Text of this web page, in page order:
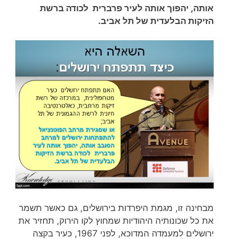
אותה, יהפוך אותה לעיר פרברית לכודה ברשת
הזיקות הבלעדית של תל אביב.
מבחינה זו, מגמת היפרדות בירושלים, גם כאשר תשמר
את כל שכונותיה היהודיות שמחוץ לקו הירוק, תחזיר את
ירושלים למעמדה המדוכא, לפני 1967, כעיר בקצה